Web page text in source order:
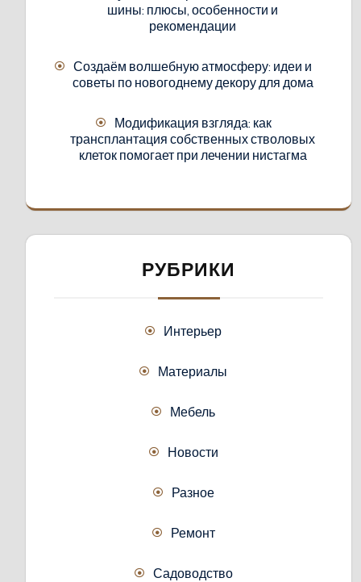
шины: плюсы, особенности и
рекомендации
Создаём волшебную атмосферу: идеи и
советы по новогоднему декору для дома
Модификация взгляда: как
трансплантация собственных стволовых
клеток помогает при лечении нистагма
РУБРИКИ
Интерьер
Материалы
Мебель
Новости
Разное
Ремонт
Садоводство